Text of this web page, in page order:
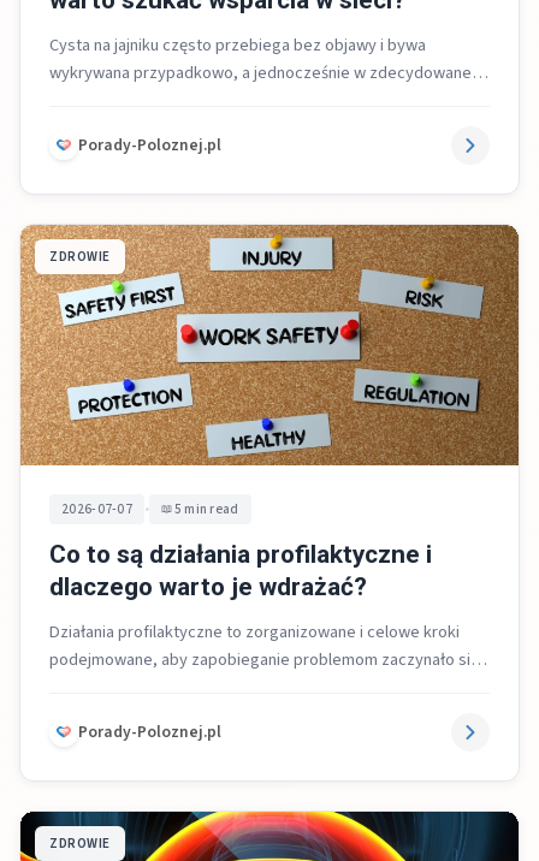
Cysta na jajniku często przebiega bez objawy i bywa
wykrywana przypadkowo, a jednocześnie w zdecydowanej
Porady-Poloznej.pl
ZDROWIE
2026-07-07 • 5 min read
Co to są działania profilaktyczne i
dlaczego warto je wdrażać?
Działania profilaktyczne to zorganizowane i celowe kroki
podejmowane, aby zapobieganie problemom zaczynało się
Porady-Poloznej.pl
ZDROWIE